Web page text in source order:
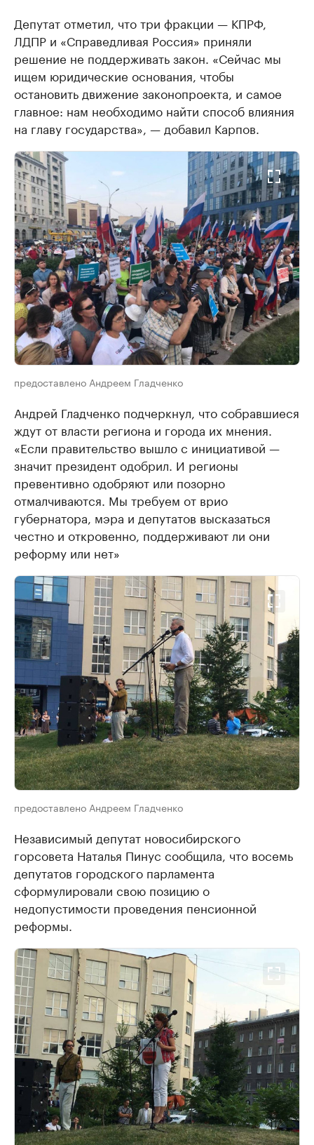
Депутат отметил, что три фракции — КПРФ,
ЛДПР и «Справедливая Россия» приняли
решение не поддерживать закон. «Сейчас мы
ищем юридические основания, чтобы
остановить движение законопроекта, и самое
главное: нам необходимо найти способ влияния
на главу государства», — добавил Карпов.​
предоставлено Андреем Гладченко
Андрей Гладченко подчеркнул, что собравшиеся
ждут от власти региона и города их мнения.
«Если правительство вышло с инициативой —
значит президент одобрил. И регионы
превентивно одобряют или позорно
отмалчиваются. Мы требуем от врио
губернатора, мэра и депутатов высказаться
честно и откровенно, поддерживают ли они
реформу или нет»
предоставлено Андреем Гладченко
Независимый депутат новосибирского
горсовета Наталья Пинус сообщила, что восемь
депутатов городского парламента
сформулировали свою позицию о
недопустимости проведения пенсионной
реформы.